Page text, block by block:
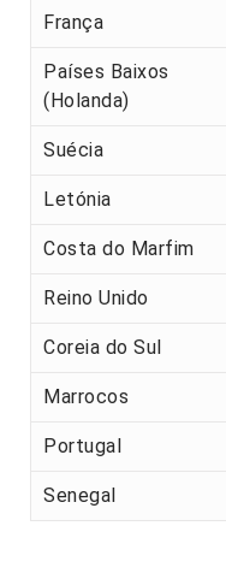
França
Países Baixos
(Holanda)
Suécia
Letónia
Costa do Marfim
Reino Unido
Coreia do Sul
Marrocos
Portugal
Senegal